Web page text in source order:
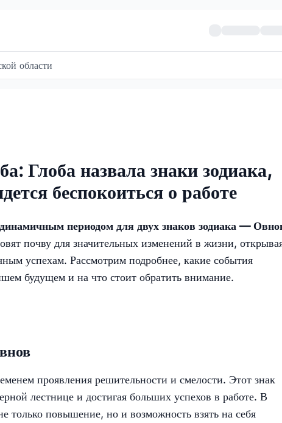
области
Глоба назвала знаки зодиака,
беспокоиться о работе
периодом для двух знаков зодиака —
почву для значительных изменений в жизни,
успехам. Рассмотрим подробнее, какие события
будущем и на что стоит обратить внимание.
проявления решительности и смелости. Этот знак
лестнице и достигая больших успехов в работе. В
только повышение, но и возможность взять на себя